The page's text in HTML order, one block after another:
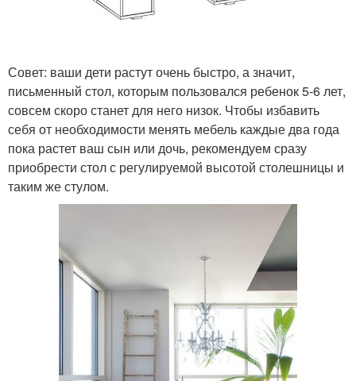
Совет: ваши дети растут очень быстро, а значит,
письменный стол, которым пользовался ребенок 5-6 лет,
совсем скоро станет для него низок. Чтобы избавить
себя от необходимости менять мебель каждые два года
пока растет ваш сын или дочь, рекомендуем сразу
приобрести стол с регулируемой высотой столешницы и
таким же стулом.